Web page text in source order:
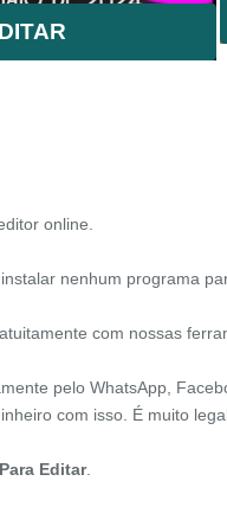
online.
nenhum programa
com nossas
pelo WhatsApp,
com isso. É muito
Editar.